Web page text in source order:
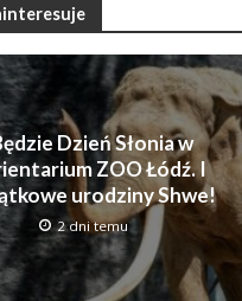
Dzień Słonia w
ZOO Łódź. I
urodziny Shwe!
2 dni temu